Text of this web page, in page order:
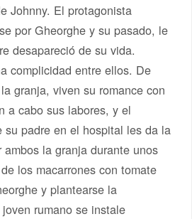
Johnny. El protagonista
por Gheorghe y su pasado, le
desapareció de su vida.
complicidad entre ellos. De
granja, viven su romance con
a cabo sus labores, y el
su padre en el hospital les da la
la granja durante unos
los macarrones con tomate
y plantearse la
rumano se instale